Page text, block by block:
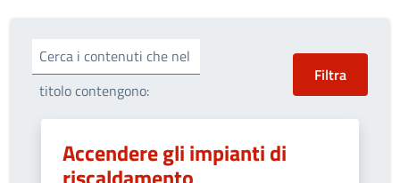
Cerca i contenuti che nel
titolo contengono:
Accendere gli impianti di